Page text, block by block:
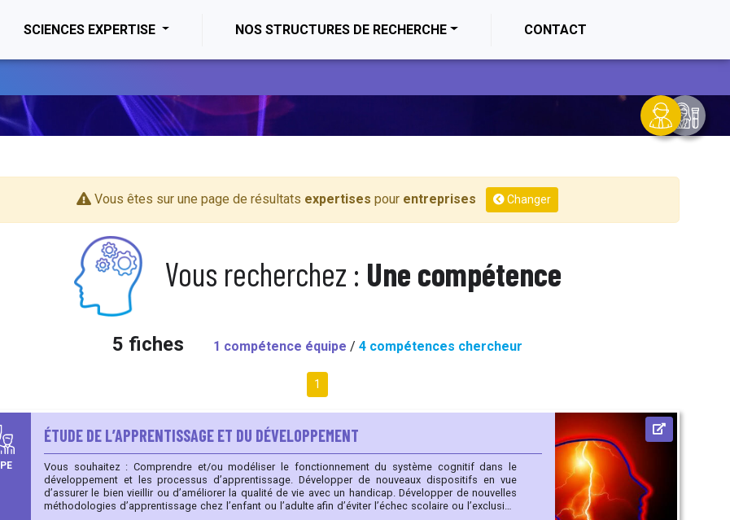
SCIENCES EXPERTISE NOS STRUCTURES DE RECHERCHE CONTACT
Vous êtes sur une page de résultats expertises pour entreprises Changer
Vous recherchez : Une compétence
5 fiches 1 compétence équipe / 4 compétences chercheur
1
ÉTUDE DE L’APPRENTISSAGE ET DU DÉVELOPPEMENT
Vous souhaitez : Comprendre et/ou modéliser le fonctionnement du système cognitif dans le
développement et les processus d’apprentissage. Développer de nouveaux dispositifs en vue
d’assurer le bien vieillir ou d’améliorer la qualité de vie avec un handicap. Développer de nouvelles
méthodologies d’apprentissage chez l’enfant ou l’adulte afin d’éviter l’échec scolaire ou l’exclusion